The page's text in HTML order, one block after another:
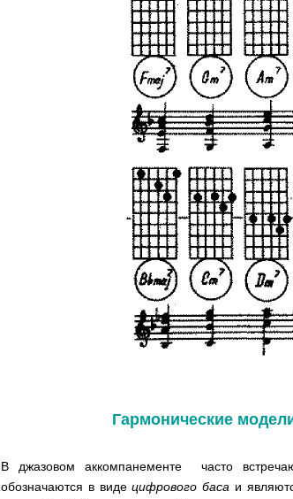
Гармонические
В джазовом аккомпанементе часто
обозначаются в видецифрового баса и